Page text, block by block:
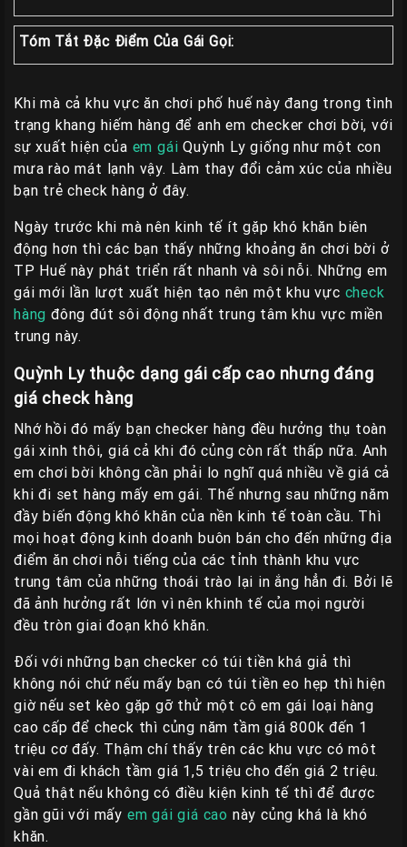
HUẾ
Liên
Group
Gái
Gọi
Huế
Tóm Tắt Đặc Điểm Của Gái Gọi:
Khi mà cả khu vực ăn chơi phố huế này đang trong tình
trạng khang hiếm hàng để anh em checker chơi bời, với
sự xuất hiện của em gái Quỳnh Ly giống như một con
mưa rào mát lạnh vậy. Làm thay đổi cảm xúc của nhiều
bạn trẻ check hàng ở đây.
Ngày trước khi mà nên kinh tế ít gặp khó khăn biên
động hơn thì các bạn thấy những khoảng ăn chơi bời ở
TP Huế này phát triển rất nhanh và sôi nỗi. Những em
gái mới lần lượt xuất hiện tạo nên một khu vực check
hàng đông đút sôi động nhất trung tâm khu vực miền
trung này.
Quỳnh Ly thuộc dạng gái cấp cao nhưng đáng
giá check hàng
Nhớ hồi đó mấy bạn checker hàng đều hưởng thụ toàn
gái xinh thôi, giá cả khi đó củng còn rất thấp nữa. Anh
em chơi bời không cần phải lo nghĩ quá nhiều về giá cả
khi đi set hàng mấy em gái. Thế nhưng sau những năm
đầy biến động khó khăn của nền kinh tế toàn cầu. Thì
mọi hoạt động kinh doanh buôn bán cho đến những địa
điểm ăn chơi nỗi tiếng của các tỉnh thành khu vực
trung tâm của những thoái trào lại in ắng hẳn đi. Bởi lẽ
đã ảnh hưởng rất lớn vì nên khinh tế của mọi người
đều tròn giai đoạn khó khăn.
Đối với những bạn checker có túi tiền khá giả thì
không nói chứ nếu mấy bạn có túi tiền eo hẹp thì hiện
giờ nếu set kèo gặp gỡ thử một cô em gái loại hàng
cao cấp để check thì củng năm tầm giá 800k đến 1
triệu cơ đấy. Thậm chí thấy trên các khu vực có môt
vài em đi khách tầm giá 1,5 triệu cho đến giá 2 triệu.
Quả thật nếu không có điều kiện kinh tế thì để được
gần gũi với mấy em gái giá cao này củng khá là khó
khăn.